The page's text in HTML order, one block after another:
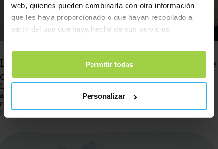
web, quienes pueden combinarla con otra información
que les haya proporcionado o que hayan recopilado a
partir del uso que haya hecho de sus servicios.
Permitir todas
Personalizar
La enfermedad de Alzheimer: un nuevo enfoque de
cuidado centrado en la libertad
La enfermedad de Alzheimer es uno de los desafíos más complejos en el
ámbito de la atención sanitaria. No solo afecta la memoria y las funciones
cognitivas del paciente, sino…
Leer más